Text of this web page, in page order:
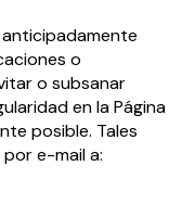
anticipadamente
o
o subsanar
en la Página
posible. Tales
e-mail a: